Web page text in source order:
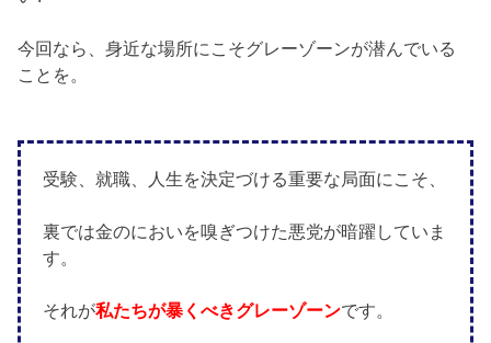
今回なら、身近な場所にこそグレーゾーンが潜んでいる
ことを。
受験、就職、人生を決定づける重要な局面にこそ、
裏では金のにおいを嗅ぎつけた悪党が暗躍していま
す。
それが私たちが暴くべきグレーゾーンです。